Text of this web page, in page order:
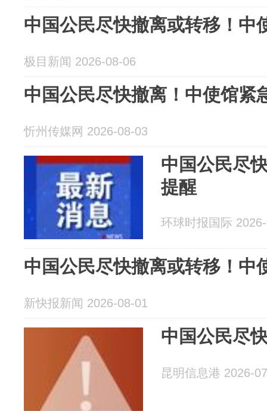
中国公民尽快撤离或转移！中
极目新闻 2026-08-06
中国公民尽快撤离！中使馆紧
忻州传媒网 2026-08-03
中国公民尽
提醒
环球时报国际
中国公民尽快撤离或转移！中
新快报新闻 2026-08-01
中国公民尽
昆明信息港 2026-